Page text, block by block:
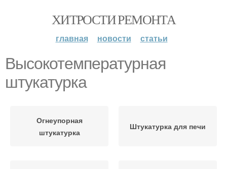
ХИТРОСТИ РЕМОНТА
главная новости статьи
Высокотемпературная
штукатурка
Огнеупорная
штукатурка
Штукатурка для печи